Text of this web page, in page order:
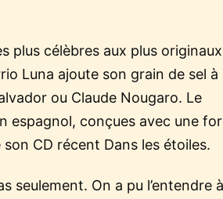
plus célèbres aux plus
Luna ajoute son grain de sel à
ou Claude Nougaro. Le
espagnol, conçues avec une
CD récent Dans les étoiles.
seulement. On a pu l’entendre